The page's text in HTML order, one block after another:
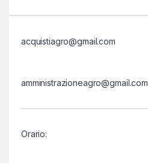
acquistiagro@gmail.com
amministrazioneagro@gmail.com
Orario: